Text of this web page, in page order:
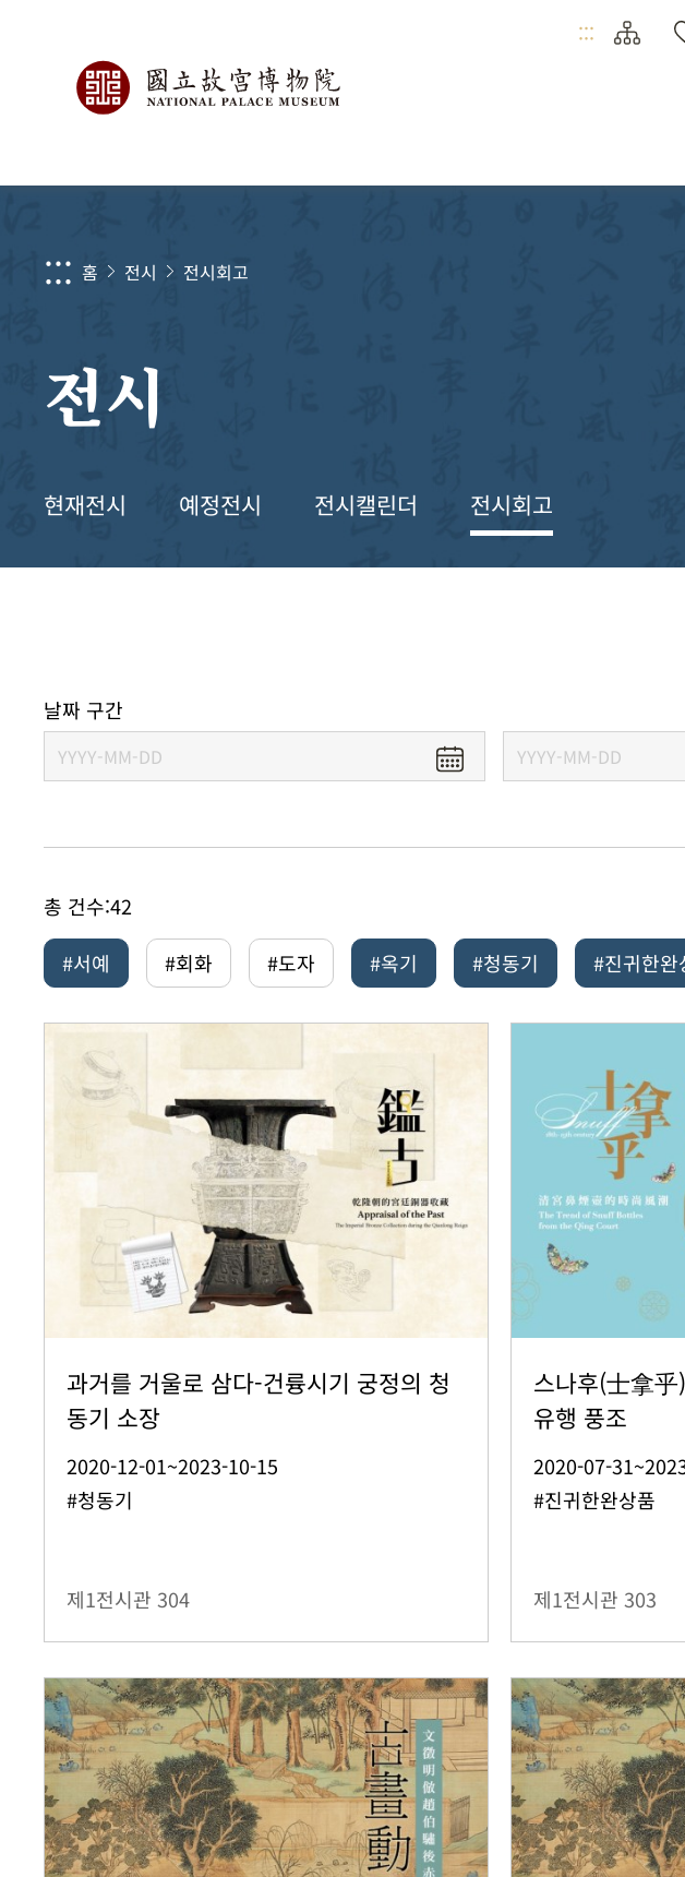
:::
::: 홈 전시 전시회고
전시
현재전시 예정전시 전시캘린더 전시회고
날짜 구간
총 건수:42
#서예
#회화 #도자 #옥기 #청동기 #진귀한완
과거를 거울로 삼다-건륭시기 궁정의 청
동기 소장
2020-12-01~2023-10-15
#청동기
제1전시관 304
스나후(士拿乎
유행 풍조
2020-07-
#진귀한완상품
제1전시관 303